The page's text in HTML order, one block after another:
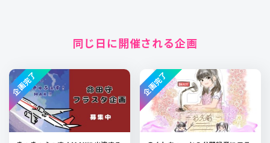
同じ日に開催される企画
企画完了 企画完了